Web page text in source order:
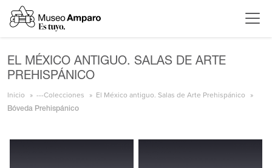
EL MÉXICO ANTIGUO. SALAS DE ARTE
PREHISPÁNICO
Inicio ---Colecciones El México antiguo. Salas de Arte Prehispánico
Bóveda Prehispánico